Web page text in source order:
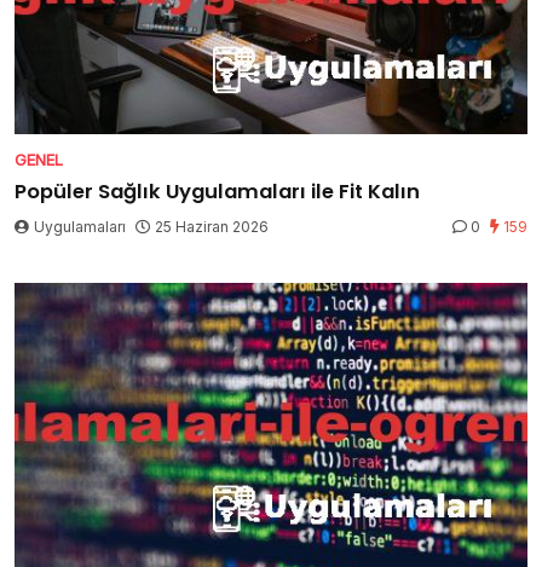
GENEL
Popüler Sağlık Uygulamaları ile Fit Kalın
Uygulamaları 25 Haziran 2026 0 159